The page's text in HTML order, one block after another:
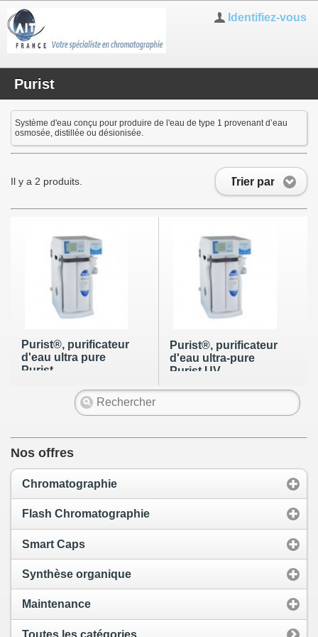
Identifiez-vous
Purist
Système d'eau conçu pour produire de l'eau de type 1 provenant d’eau
osmosée, distillée ou désionisée.
Trier par
Il y a 2 produits.
Purist®, purificateur
d'eau ultra pure
Purist
Purist®, purificateur
d'eau ultra-pure
Purist UV
Nos offres
Chromatographie
Flash Chromatographie
Smart Caps
Synthèse organique
Maintenance
Toutes les catégories